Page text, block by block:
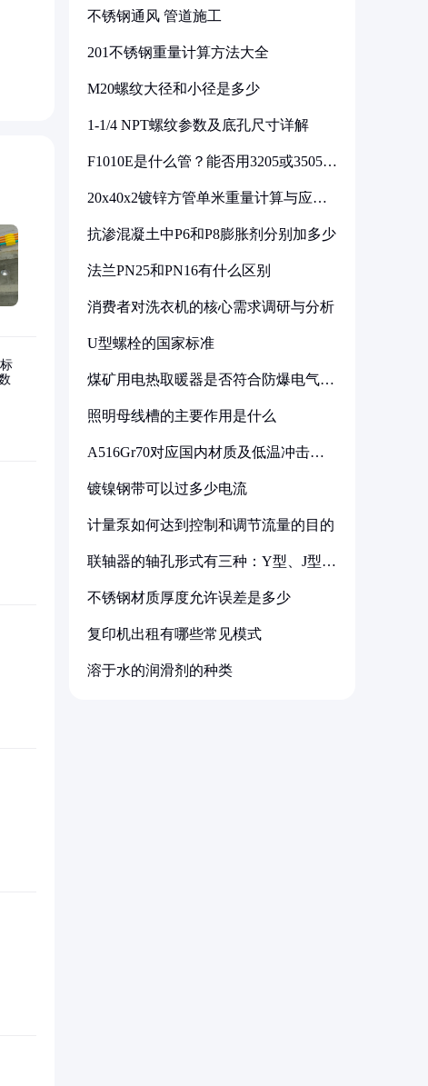
不锈钢通风 管道施工
201不锈钢重量计算方法大全
M20螺纹大径和小径是多少
1-1/4 NPT螺纹参数及底孔尺寸详解
F1010E是什么管？能否用3205或3505代
20x40x2镀锌方管单米重量计算与应用
抗渗混凝土中P6和P8膨胀剂分别加多少
法兰PN25和PN16有什么区别
消费者对洗衣机的核心需求调研与分析
U型螺栓的国家标准
煤矿用电热取暖器是否符合防爆电气设
照明母线槽的主要作用是什么
A516Gr70对应国内材质及低温冲击要
镀镍钢带可以过多少电流
计量泵如何达到控制和调节流量的目的
联轴器的轴孔形式有三种：Y型、J型、
不锈钢材质厚度允许误差是多少
复印机出租有哪些常见模式
溶于水的润滑剂的种类